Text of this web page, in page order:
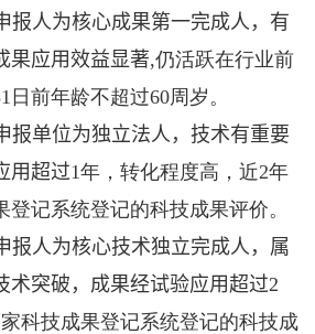
报人为核心成果第一完成人，有
果应用效益显著,仍活跃在行业前
日前年龄不超过60周岁。
报单位为独立法人，技术有重要
用超过1年，转化程度高，近2年
记系统登记的科技成果评价。
报人为核心技术独立完成人，属
术突破，成果经试验应用超过2
科技成果登记系统登记的科技成